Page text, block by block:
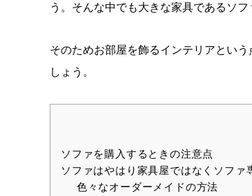
う。そんな中でも大きな家具であるソ
そのためお部屋を飾るインテリアとい
しょう。
ソファを購入するときの注意点
ソファはやはり家具屋ではなくソファ
色々なオーダーメイドの方法